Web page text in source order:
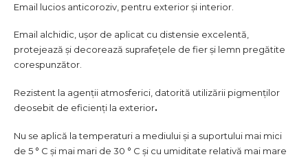
Email lucios anticoroziv, pentru exterior și interior.
Email alchidic, ușor de aplicat cu distensie excelentă,
protejează și decorează suprafețele de fier și lemn pregătite
corespunzător.
Rezistent la agenții atmosferici, datorită utilizării pigmenților
deosebit de eficienți la exterior.
Nu se aplică la temperaturi a mediului și a suportului mai mici
de 5 ° C și mai mari de 30 ° C și cu umiditate relativă mai mare